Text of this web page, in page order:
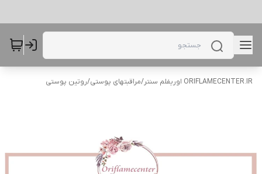
ORIFLAMECENTER.IR اوریفلم سنتر /مراقبتهای پوستی/روتین پوستی